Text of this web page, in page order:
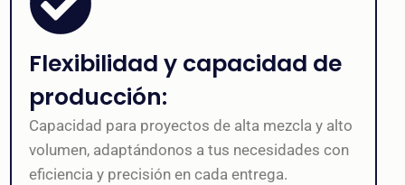
Flexibilidad y capacidad de
producción:
Capacidad para proyectos de alta mezcla y alto
volumen, adaptándonos a tus necesidades con
eficiencia y precisión en cada entrega.